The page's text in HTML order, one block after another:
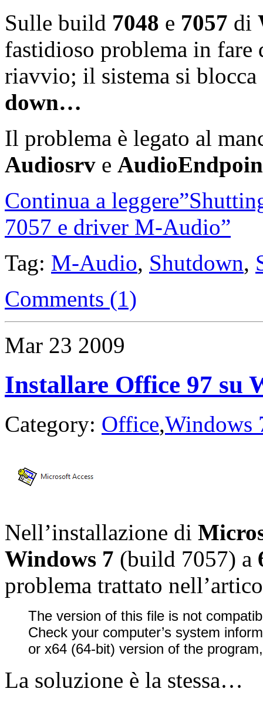
Sulle build 7048 e 7057 di
fastidioso problema in fare
riavvio; il sistema si
down…
Il problema è legato al
Audiosrv e
Continua a
7057 e driver M-Audio”
Tag: M-Audio, Shutdown,
Comments (1)
Mar 23 2009
Installare Office 97 su
Category: Office,Windows
Nell’installazione di
Windows 7 (build 7057) a
problema trattato
The version of this file is not
Check your computer’s system
or x64 (64-bit) version of the
La soluzione è la stessa…